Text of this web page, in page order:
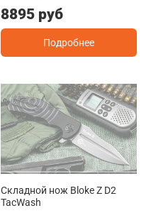
8895 руб
Подробнее
Складной нож Bloke Z D2
TacWash